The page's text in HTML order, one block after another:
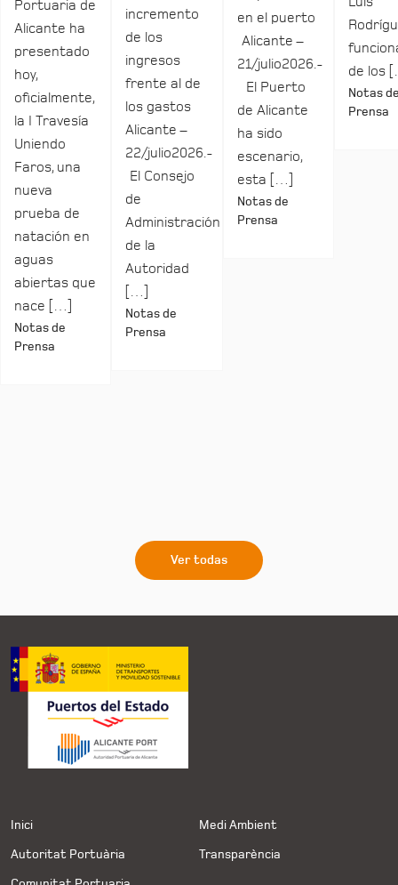
Portuaria de
Alicante ha
presentado
hoy,
oficialmente,
la I Travesía
Uniendo
Faros, una
nueva
prueba de
natación en
aguas
abiertas que
nace […]
Notas de
Prensa
incremento
de los
ingresos
frente al de
los gastos
Alicante –
22/julio2026.-
El Consejo
de
Administración
de la
Autoridad
Notas de
Prensa
en el puerto
Alicante –
21/julio2026.-
El Puerto
de Alicante
ha sido
escenario,
esta […]
Notas de
Prensa
de los
Notas
Prensa
Ver todas
Inici
Autoritat Portuària
Medi Ambient
Transparència